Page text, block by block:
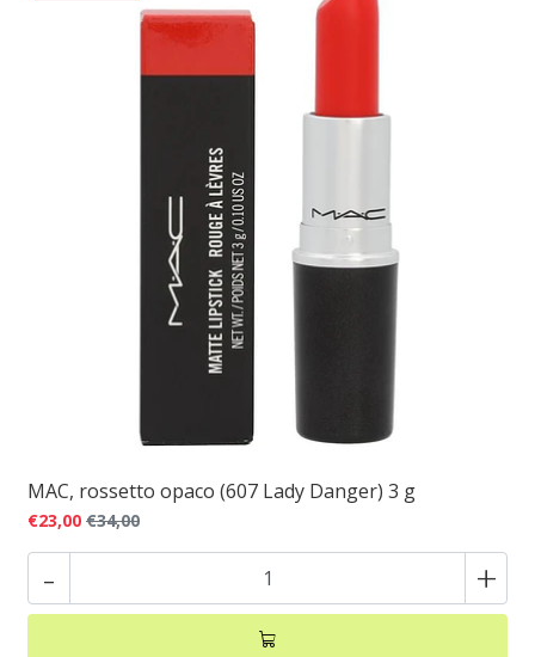
MAC, rossetto opaco (607 Lady Danger) 3 g
€23,00 €34,00
- +